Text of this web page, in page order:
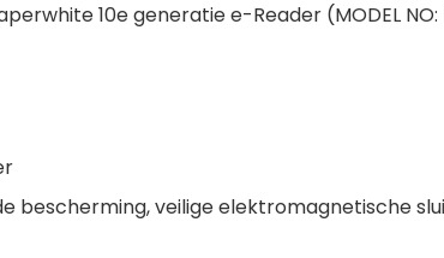
10e generatie e-Reader (MODEL
bescherming, veilige elektromagnetische